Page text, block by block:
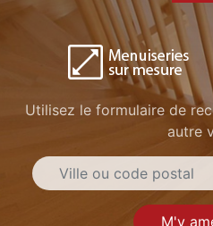
Utilisez le formulaire de
autre
M'y